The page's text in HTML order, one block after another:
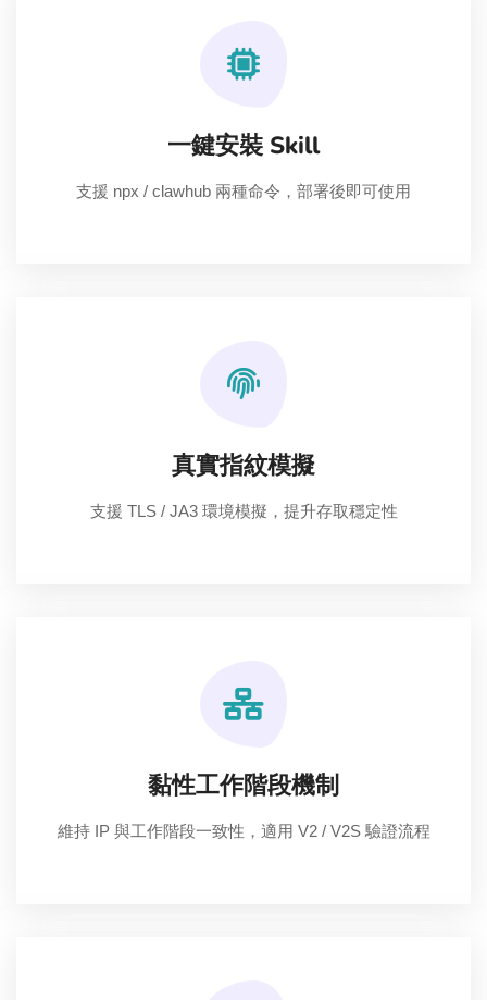
一鍵安裝 Skill
支援 npx / clawhub 兩種命令，部署後即可使用
真實指紋模擬
支援 TLS / JA3 環境模擬，提升存取穩定性
黏性工作階段機制
維持 IP 與工作階段一致性，適用 V2 / V2S 驗證流程